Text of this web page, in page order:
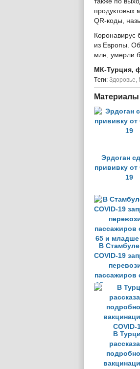
продуктовых
QR-коды,
Коронавирус
из Европы.
млн, умерли
МК-Турция,
Tеги: Здоровье,
Материалы
Эрдоган
прививку от
19
В
COVID-19
пассажиров
65 и младше
В